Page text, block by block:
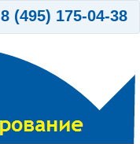
8 (495) 175-04-38